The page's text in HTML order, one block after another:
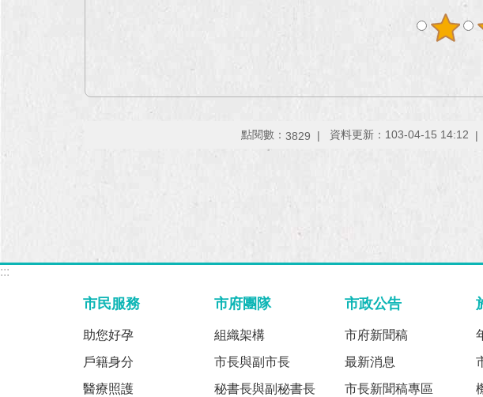
點閱數： 3829 資料更新：103-04-15 14:12
:::
市民服務
助您好孕
戶籍身分
醫療照護
市府團隊
組織架構
市長與副市長
秘書長與副秘書長
市政公告
市府新聞稿
最新消息
市長新聞稿專區